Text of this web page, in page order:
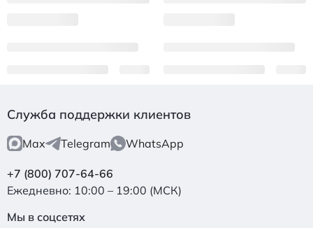
Служба поддержки клиентов
Max Telegram WhatsApp
+7 (800) 707-64-66
Ежедневно: 10:00 – 19:00 (МСК)
Мы в соцсетях